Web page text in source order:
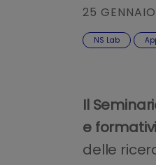
25
NS Lab
Il
e formativi
delle